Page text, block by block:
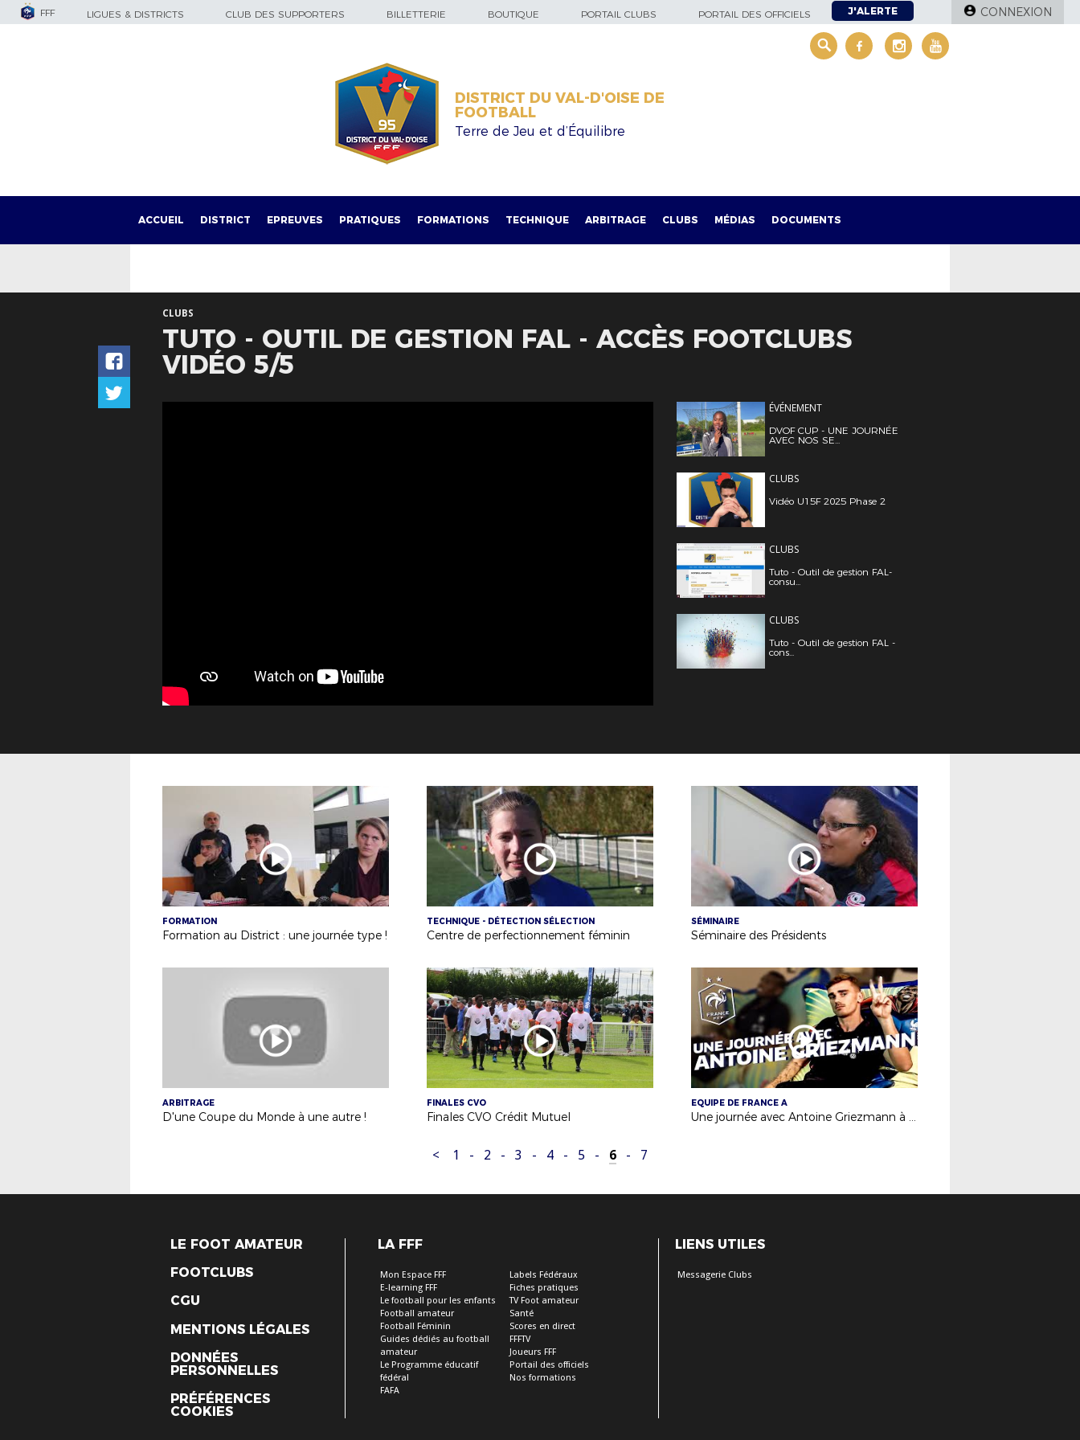
FFF LIGUES & DISTRICTS CLUB DES SUPPORTERS BILLETTERIE BOUTIQUE PORTAIL CLUBS PORTAIL DES OFFICIELS J'ALERTE CONNEXION
DISTRICT DU VAL-D'OISE DE
FOOTBALL
Terre de Jeu et d’Équilibre
ACCUEIL DISTRICT EPREUVES PRATIQUES FORMATIONS TECHNIQUE ARBITRAGE CLUBS MÉDIAS DOCUMENTS
CLUBS
TUTO - OUTIL DE GESTION FAL - ACCÈS FOOTCLUBS
VIDÉO 5/5
ÉVÉNEMENT
DVOF CUP - UNE JOURNÉE
AVEC NOS SE...
CLUBS
Vidéo U15F 2025 Phase 2
CLUBS
Tuto - Outil de gestion FAL-
consu...
CLUBS
Tuto - Outil de gestion FAL -
cons...
FORMATION
Formation au District : une journée type !
TECHNIQUE - DÉTECTION SÉLECTION
Centre de perfectionnement féminin
SÉMINAIRE
Séminaire des Présidents
ARBITRAGE
D'une Coupe du Monde à une autre !
FINALES CVO
Finales CVO Crédit Mutuel
EQUIPE DE FRANCE A
Une journée avec Antoine Griezmann à Clairefontaine
< 1 - 2 - 3 - 4 - 5 - 6 - 7
LE FOOT AMATEUR
FOOTCLUBS
CGU
MENTIONS LÉGALES
DONNÉES
PERSONNELLES
PRÉFÉRENCES
COOKIES
LA FFF
Mon Espace FFF
E-learning FFF
Le football pour les enfants
Football amateur
Football Féminin
Guides dédiés au football
amateur
Le Programme éducatif
fédéral
FAFA
Labels Fédéraux
Fiches pratiques
TV Foot amateur
Santé
Scores en direct
FFFTV
Joueurs FFF
Portail des officiels
Nos formations
LIENS UTILES
Messagerie Clubs